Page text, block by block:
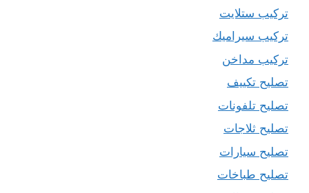
تركيب ستلايت
تركيب سيراميك
تركيب مداخن
تصليح تكييف
تصليح تلفونات
تصليح ثلاجات
تصليح سيارات
تصليح طباخات